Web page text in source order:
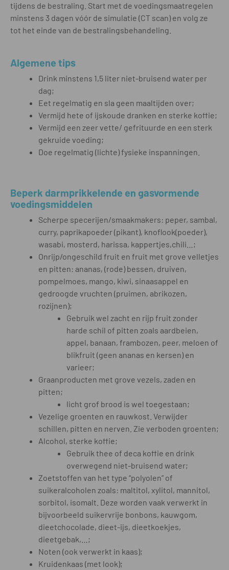
tijdens de bestraling. Start met de voedingsmaatregelen
minstens 3 dagen vóór de simulatie (CT scan) en volg ze
tot het einde van de bestralingsbehandeling.
Algemene tips
Drink minstens 1,5 liter niet-bruisend water per
dag;
Eet regelmatig en sla geen maaltijden over;
Vermijd hete of ijskoude dranken en sterke koffie;
Vermijd een zeer vette/ gefrituurde en een sterk
gekruide voeding;
Doe regelmatig (lichte) fysieke inspanningen.
Beperk darmprikkelende en gasvormende
voedingsmiddelen
Scherpe specerijen/smaakmakers: peper, sambal,
curry, paprikapoeder (pikant), knoflook(poeder),
wasabi, mosterd, harissa, kappertjes,chili…;
Onrijp/ongeschild fruit en fruit met grove velletjes
en pitten: ananas, (rode) bessen, druiven,
pompelmoes, mango, kiwi, sinaasappel en
gedroogde vruchten (pruimen, abrikozen,
rozijnen);
Gebruik wel zacht en rijp fruit zonder
harde schil of pitten zoals aardbeien,
appel, banaan, frambozen, peer, meloen of
blikfruit (geen ananas en kersen) en
varieer;
Graanproducten met grove vezels, zaden en
pitten;
licht grof brood is wel toegestaan;
Vezelige groenten en rauwkost. Verwijder
schillen, pitten en nerven. Zie verboden groenten;
Alcohol, sterke koffie;
Gebruik thee of deca koffie en drink
overwegend niet-bruisend water;
Zoetstoffen van het type “polyolen” of
suikeralcoholen zoals: maltitol, xylitol, mannitol,
sorbitol, isomalt. Deze worden vaak verwerkt in
bijvoorbeeld suikervrije bonbons, kauwgom,
dieetchocolade, dieet-ijs, dieetkoekjes,
dieetgebak,…;
Noten (ook verwerkt in kaas);
Kruidenkaas (met look);